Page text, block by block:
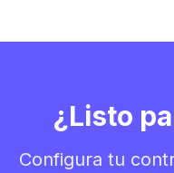
¿Listo
Configura tu